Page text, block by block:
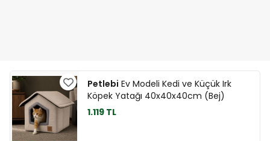
Petlebi Ev Modeli Kedi ve Küçük Irk
Köpek Yatağı 40x40x40cm (Bej)
1.119 TL